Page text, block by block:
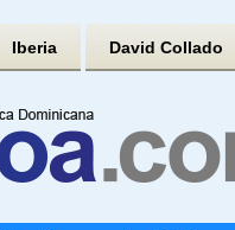
Iberia David Collado